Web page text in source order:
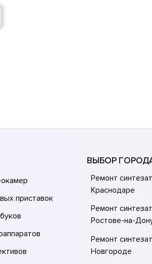
приставок
ВЫБОР
Ремонт
Краснодаре
Ремонт
Ростове-на-
Ремонт
Новгороде